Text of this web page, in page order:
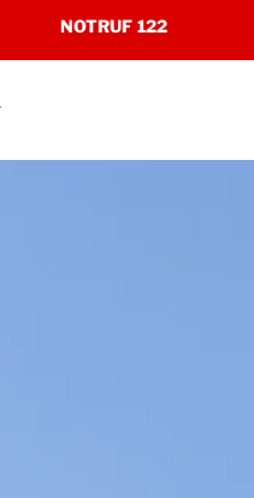
NOTRUF 122